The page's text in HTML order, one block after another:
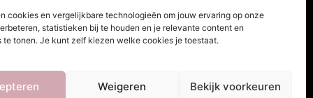
cookies en vergelijkbare technologieën om jouw ervaring op onze
statistieken bij te houden en je relevante content en
te tonen. Je kunt zelf kiezen welke cookies je toestaat.
Weigeren Bekijk voorkeuren
Ons!